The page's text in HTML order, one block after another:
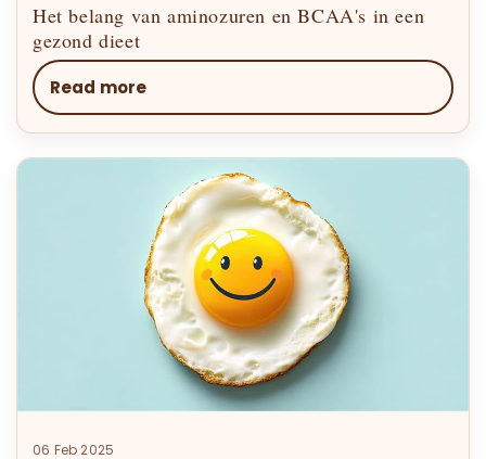
Het belang van aminozuren en BCAA's in een
gezond dieet
Read more
06 Feb 2025